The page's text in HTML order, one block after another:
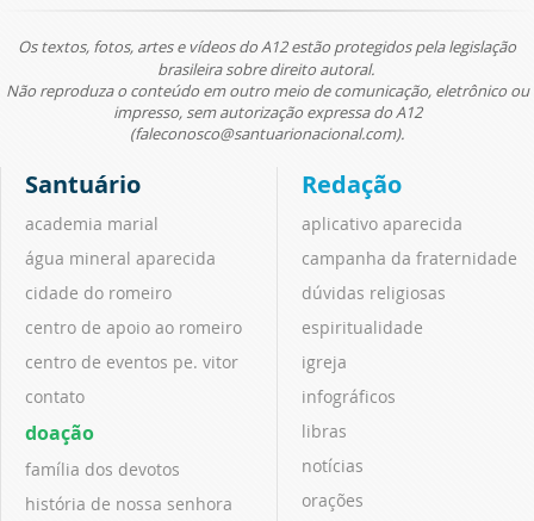
Os textos, fotos, artes e vídeos do A12 estão protegidos pela legislação
brasileira sobre direito autoral.
Não reproduza o conteúdo em outro meio de comunicação, eletrônico ou
impresso, sem autorização expressa do A12
(faleconosco@santuarionacional.com).
Santuário
academia marial
água mineral aparecida
cidade do romeiro
centro de apoio ao romeiro
centro de eventos pe. vitor
contato
doação
família dos devotos
história de nossa senhora
Redação
aplicativo aparecida
campanha da fraternidade
dúvidas religiosas
espiritualidade
igreja
infográficos
libras
notícias
orações